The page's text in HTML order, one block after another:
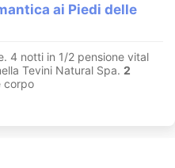
ai Piedi delle
4 notti in 1/2 pensione vital
Tevini Natural Spa. 2
corpo